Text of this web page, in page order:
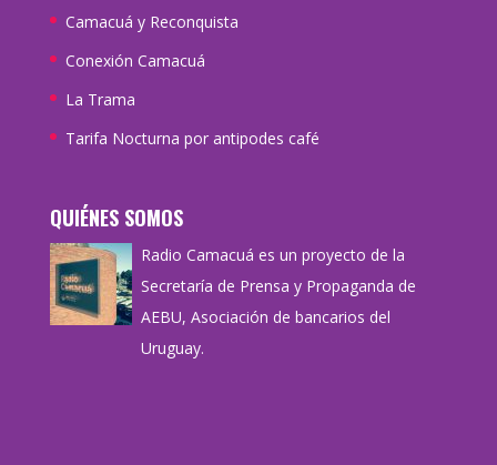
Camacuá y Reconquista
Conexión Camacuá
La Trama
Tarifa Nocturna por antipodes café
QUIÉNES SOMOS
Radio Camacuá es un proyecto de la
Secretaría de Prensa y Propaganda de
AEBU, Asociación de bancarios del
Uruguay.